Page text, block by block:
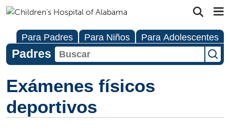
Para Padres Para Niños Para Adolescentes
Padres
Exámenes físicos
deportivos